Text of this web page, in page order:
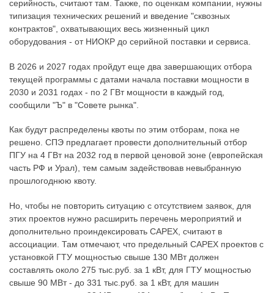
серийность, считают там. Также, по оценкам компании, нужны
типизация технических решений и введение "сквозных
контрактов", охватывающих весь жизненный цикл
оборудования - от НИОКР до серийной поставки и сервиса.
В 2026 и 2027 годах пройдут еще два завершающих отбора
текущей программы с датами начала поставки мощности в
2030 и 2031 годах - по 2 ГВт мощности в каждый год,
сообщили "Ъ" в "Совете рынка".
Как будут распределены квоты по этим отборам, пока не
решено. СПЭ предлагает провести дополнительный отбор
ПГУ на 4 ГВт на 2032 год в первой ценовой зоне (европейская
часть РФ и Урал), тем самым задействовав невыбранную
прошлогоднюю квоту.
Но, чтобы не повторить ситуацию с отсутствием заявок, для
этих проектов нужно расширить перечень мероприятий и
дополнительно проиндексировать CAPEX, считают в
ассоциации. Там отмечают, что предельный CAPEX проектов с
установкой ГТУ мощностью свыше 130 МВт должен
составлять около 275 тыс.руб. за 1 кВт, для ГТУ мощностью
свыше 90 МВт - до 331 тыс.руб. за 1 кВт, для машин